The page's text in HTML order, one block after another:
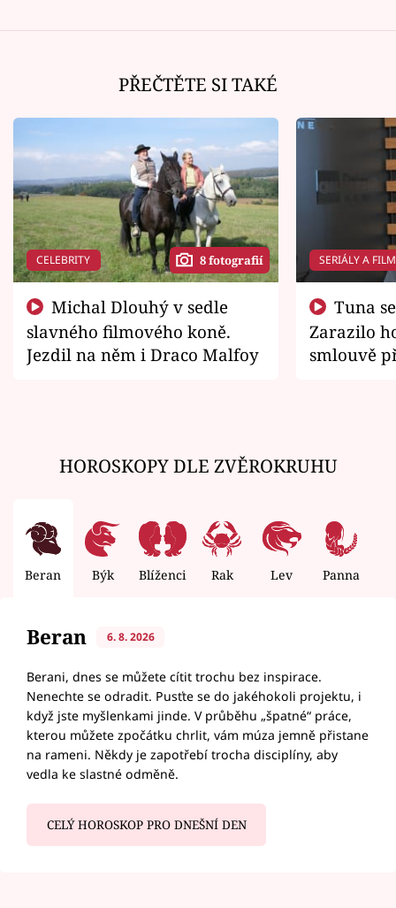
PŘEČTĚTE SI TAKÉ
CELEBRITY 8 fotografií
slavného filmového koně.
Jezdil na něm i Draco Malfoy
SERIÁLY A
Zarazilo
smlouvě
HOROSKOPY DLE ZVĚROKRUHU
Beran Býk Blíženci Rak Lev Panna
Beran 6. 8. 2026
Berani, dnes se můžete cítit trochu bez inspirace.
Nenechte se odradit. Pusťte se do jakéhokoli projektu, i
když jste myšlenkami jinde. V průběhu „špatné“ práce,
kterou můžete zpočátku chrlit, vám múza jemně přistane
na rameni. Někdy je zapotřebí trocha disciplíny, aby
vedla ke slastné odměně.
CELÝ HOROSKOP PRO DNEŠNÍ DEN